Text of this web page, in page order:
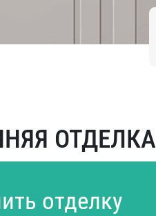
ОТДЕЛКА
отделку